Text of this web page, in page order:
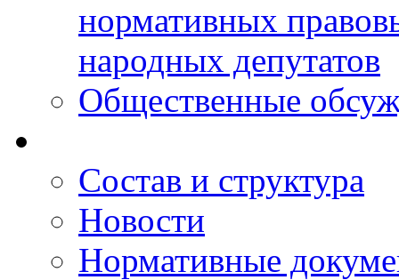
нормативных
народных депутатов
Общественные
Состав и структура
Новости
Нормативные